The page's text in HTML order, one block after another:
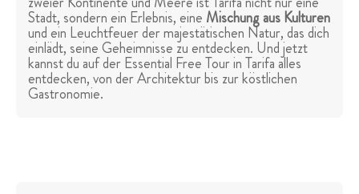
Stadt, sondern ein Erlebnis, eine Mischung aus Kulturen
und ein Leuchtfeuer der majestätischen Natur, das dich
einlädt, seine Geheimnisse zu entdecken. Und jetzt
kannst du auf der Essential Free Tour in Tarifa alles
entdecken, von der Architektur bis zur köstlichen
Gastronomie.